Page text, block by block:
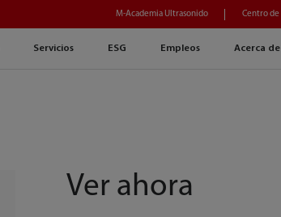
Servicios ESG Empleos Acerca
M-Academia Ultrasonido Centro de
Ver ahora